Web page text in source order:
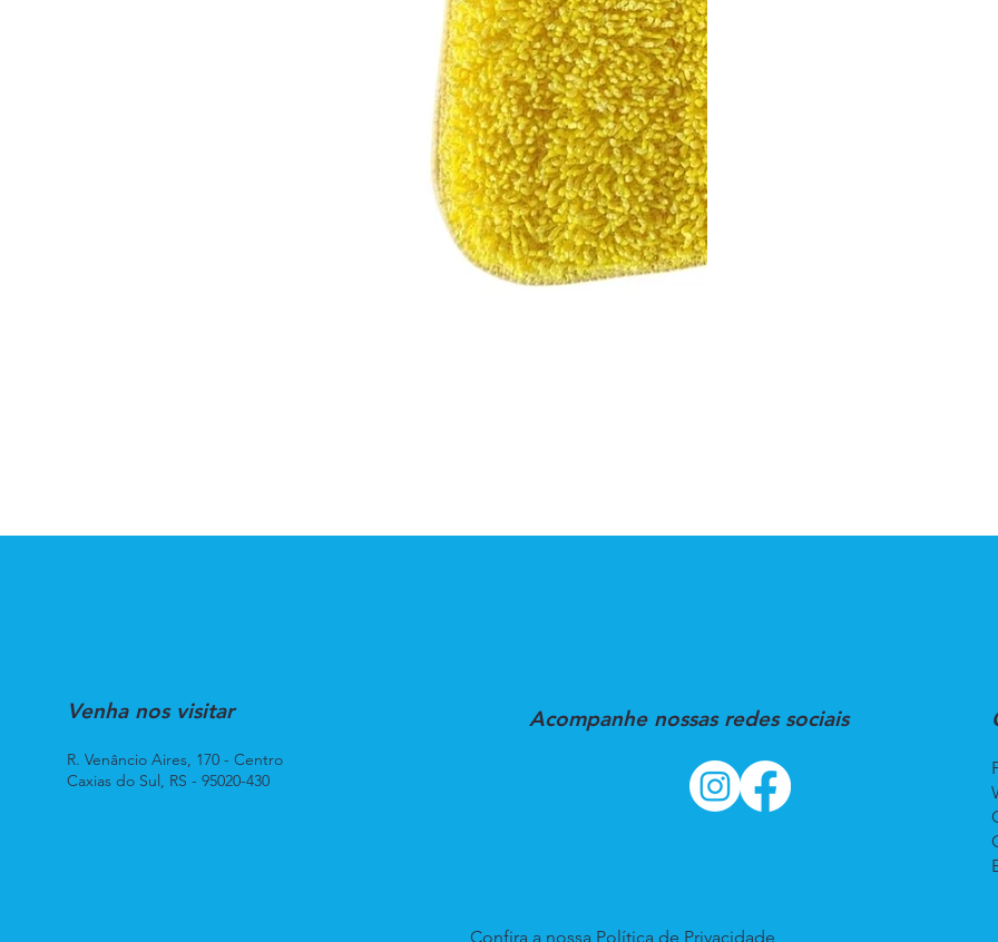
Venha nos visitar
R. Venâncio Aires, 170 - Centro
Caxias do Sul, RS - 95020-430
Acompanhe nossas redes sociais
Confira a nossa Política de Privacidade